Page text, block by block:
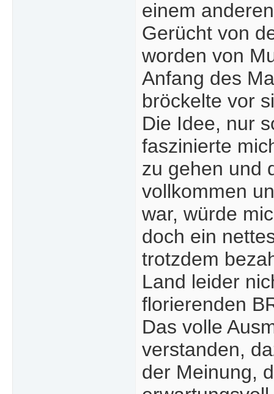
einem
Gerücht von
worden von
Anfang des
bröckelte vor
Die Idee, nur
faszinierte
zu gehen und
vollkommen
war, würde
doch ein
trotzdem
Land leider
florierenden
Das volle
verstanden,
der Meinung,